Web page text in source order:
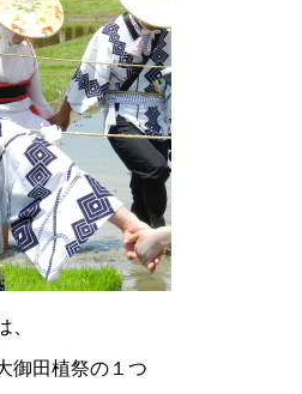
、
御田植祭の１つ